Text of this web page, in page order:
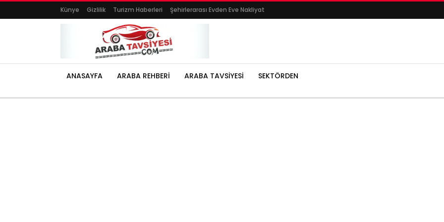
Künye Gizlilik Turizm Haberleri Şehirlerarası Evden Eve Nakliyat
ANASAYFA ARABA REHBERI ARABA TAVSIYESI SEKTÖRDEN